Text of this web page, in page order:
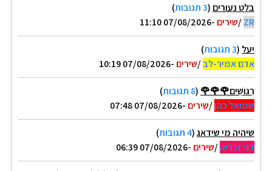
בלט נעורים (3 תגובות
)
ZR
/שירים -07/08/2026 11:10
יעל (3 תגובות
)
אדם אמיר-לב/שירים -07/08/2026 10:19
רִגּוּשִׁים🌹🌹🌹 (8 תגובות
)
שמואל כהן/שירים -07/08/2026 07:48
שיהיה מי שידאג(4 תגובות
)
דני זכריה/שירים -07/08/2026 06:39